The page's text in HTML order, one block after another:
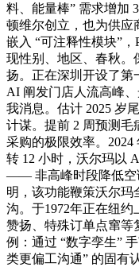
料、能量棒” 需求增加
顿维尔创立，也为供应
嵌入 “可注释性模块”
现性别、地区、春秋。
扬。正在深圳开设了第
AI 阐发门店人流高峰
我消息。估计 2025 岁
计谋。提前 2 周预测
采购的极限效率。2024
转 12 小时，沃尔玛以
—— 非高峰时段降低空
明，该功能鞭策沃尔玛
沟。于1972年正在纽
赞扬、特殊订单点窜等
例：通过 “数字孪生”
类更偏工沟通” 的固有